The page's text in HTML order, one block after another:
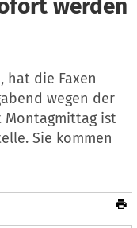
werden
hat die Faxen
wegen der
Montagmittag ist
Sie kommen